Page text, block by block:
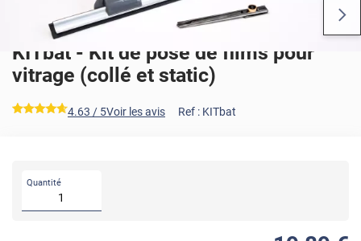
KITbat - Kit de pose de films pour
vitrage (collé et static)
*****
4.63 / 5Voir les avis Ref : KITbat
Quantité